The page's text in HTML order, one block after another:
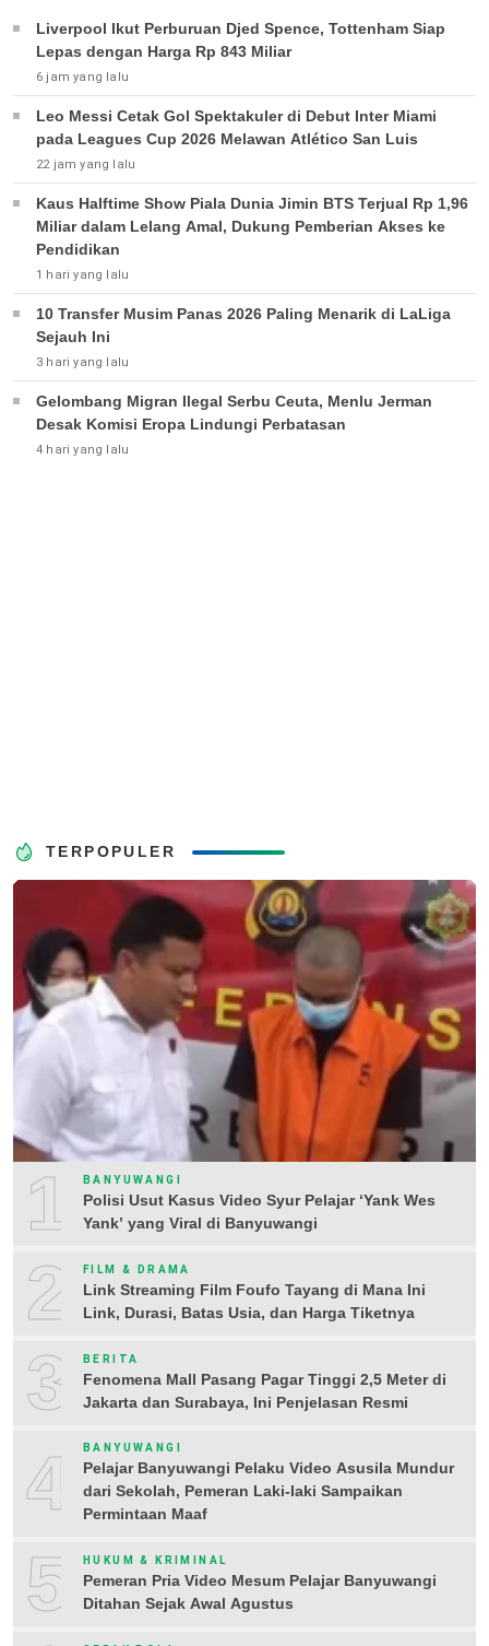
Liverpool Ikut Perburuan Djed Spence, Tottenham Siap
Lepas dengan Harga Rp 843 Miliar
6 jam yang lalu
Leo Messi Cetak Gol Spektakuler di Debut Inter Miami
pada Leagues Cup 2026 Melawan Atlético San Luis
22 jam yang lalu
Kaus Halftime Show Piala Dunia Jimin BTS Terjual Rp 1,96
Miliar dalam Lelang Amal, Dukung Pemberian Akses ke
Pendidikan
1 hari yang lalu
10 Transfer Musim Panas 2026 Paling Menarik di LaLiga
Sejauh Ini
3 hari yang lalu
Gelombang Migran Ilegal Serbu Ceuta, Menlu Jerman
Desak Komisi Eropa Lindungi Perbatasan
4 hari yang lalu
TERPOPULER
1 BANYUWANGI
Polisi Usut Kasus Video Syur Pelajar ‘Yank Wes
Yank’ yang Viral di Banyuwangi
2 FILM & DRAMA
Link Streaming Film Foufo Tayang di Mana Ini
Link, Durasi, Batas Usia, dan Harga Tiketnya
3 BERITA
Fenomena Mall Pasang Pagar Tinggi 2,5 Meter di
Jakarta dan Surabaya, Ini Penjelasan Resmi
4 BANYUWANGI
Pelajar Banyuwangi Pelaku Video Asusila Mundur
dari Sekolah, Pemeran Laki-laki Sampaikan
Permintaan Maaf
5 HUKUM & KRIMINAL
Pemeran Pria Video Mesum Pelajar Banyuwangi
Ditahan Sejak Awal Agustus